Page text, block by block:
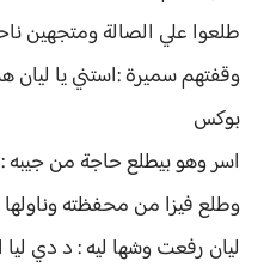
طلعوا علي الصالة ومتجهين
وقفتهم سميرة :استني يا
بوكس
اسر وهو بيطلع حاجة من
وطلع فيزا من محفظته وناولها
ليان رفعت وشها ليه : د دي ليا